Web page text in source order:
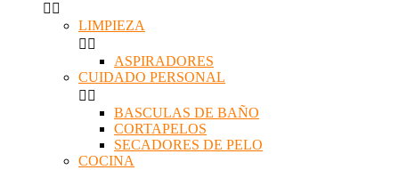
 
LIMPIEZA
 
ASPIRADORES
CUIDADO PERSONAL
 
BASCULAS DE BAÑO
CORTAPELOS
SECADORES DE PELO
COCINA